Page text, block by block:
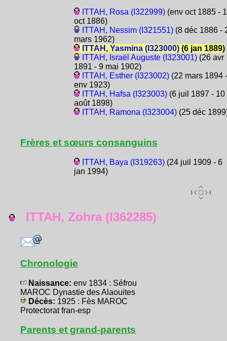
ITTAH, Rosa (I322999)(env oct 1885 -
oct 1886)
ITTAH, Nessim (I321551)(8 déc 1886 -
mars 1962)
ITTAH, Yasmina (I323000)(6 jan 1889)
ITTAH, Israël Auguste (I323001)(26 avr
1891 - 9 mai 1902)
ITTAH, Esther (I323002)(22 mars 1894 -
env 1923)
ITTAH, Hafsa (I323003)(6 juil 1897 - 10
août 1898)
ITTAH, Ramona (I323004)(25 déc
Frères et sœurs consanguins
ITTAH, Baya (I319263)(24 juil 1909 - 6
jan 1994)
ITTAH, Zohra (I362285)
Chronologie
Naissance: env 1834 : Séfrou
MAROC Dynastie des Alaouites
Décès: 1925 : Fès MAROC
Protectorat fran-esp
Parents et grand-parents